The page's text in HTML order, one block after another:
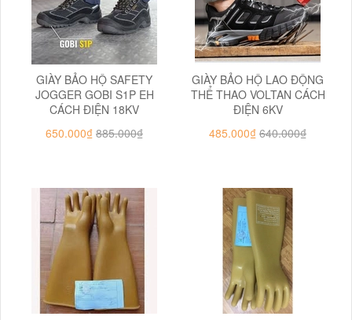
GIÀY BẢO HỘ SAFETY
JOGGER GOBI S1P EH
CÁCH ĐIỆN 18KV
650.000₫ 885.000₫
GIÀY BẢO HỘ LAO ĐỘNG
THỂ THAO VOLTAN CÁCH
ĐIỆN 6KV
485.000₫ 640.000₫